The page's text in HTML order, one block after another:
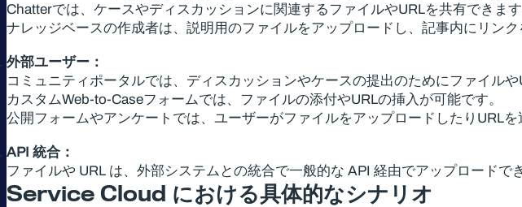
Chatterでは、ケースやディスカッションに関連するファイルやURLを共有できます
ナレッジベースの作成者は、説明用のファイルをアップロードし、記事内にリンク
外部ユーザー：
コミュニティポータルでは、ディスカッションやケースの提出のためにファイルや
カスタムWeb-to-Caseフォームでは、ファイルの添付やURLの挿入が可能です。
公開フォームやアンケートでは、ユーザーがファイルをアップロードしたりURL
API 統合：
ファイルや URL は、外部システムとの統合で一般的な API 経由でアップロードで
Service Cloud における具体的なシナリオ